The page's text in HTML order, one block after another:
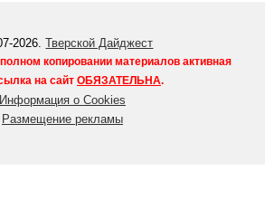
2026.Тверской Дайджест
копировании материалов активная
на сайт ОБЯЗАТЕЛЬНА.
Информация о Cookies
Размещение рекламы